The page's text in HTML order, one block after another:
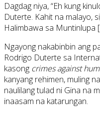
Dagdag niya, “Eh kung
Duterte. Kahit na malayo,
Halimbawa sa Muntinlupa
Ngayong nakabinbin ang
Rodrigo Duterte sa
kasong crimes against
kanyang rehimen, muling
naulilang tulad ni Gina na
inaasam na katarungan.